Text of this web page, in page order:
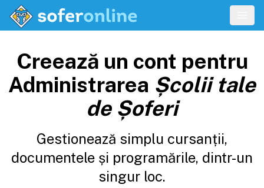
Creează un cont pentru
Administrarea Școlii tale
de Șoferi
Gestionează simplu cursanții,
documentele și programările, dintr-un
singur loc.